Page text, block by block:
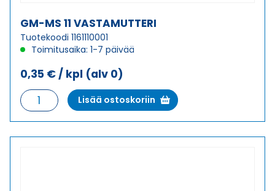
GM-MS 11 VASTAMUTTERI
Tuotekoodi 1161110001
Toimitusaika: 1-7 päivää
0,35 € / kpl (alv 0)
GM-
MS
11
Lisää ostoskoriin